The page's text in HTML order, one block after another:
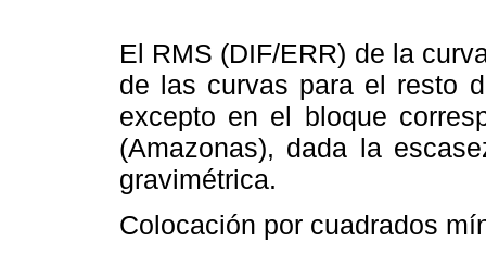
El RMS (DIF/ERR) de la
de las curvas para el resto
excepto en el bloque
(Amazonas), dada la
gravimétrica.
Colocación por cuadrados